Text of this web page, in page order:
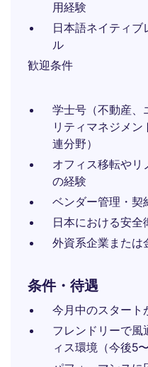
用経験
日本語ネイティ
ル
歓迎条件
学士号（不動産、
リティマネジメ
連分野）
オフィス移転やリ
の経験
ベンダー管理・契
日本における安
外資系企業または
条件・待遇
今月中のスタート
フレンドリーで風
ィス環境（今後5